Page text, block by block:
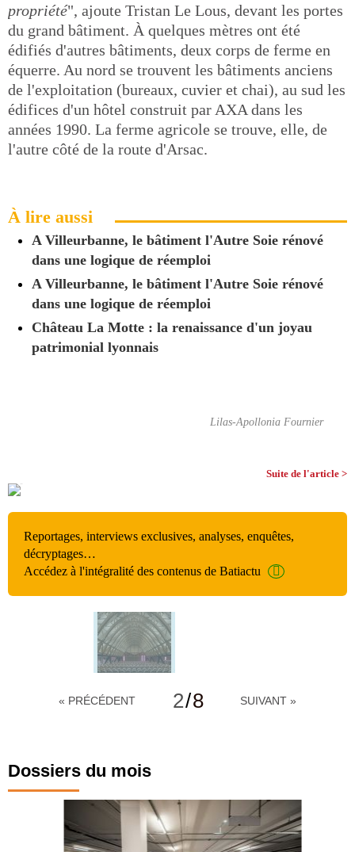
propriété", ajoute Tristan Le Lous, devant les portes
du grand bâtiment. À quelques mètres ont été
édifiés d'autres bâtiments, deux corps de ferme en
équerre. Au nord se trouvent les bâtiments anciens
de l'exploitation (bureaux, cuvier et chai), au sud les
édifices d'un hôtel construit par AXA dans les
années 1990. La ferme agricole se trouve, elle, de
l'autre côté de la route d'Arsac.
À lire aussi
A Villeurbanne, le bâtiment l'Autre Soie rénové
dans une logique de réemploi
A Villeurbanne, le bâtiment l'Autre Soie rénové
dans une logique de réemploi
Château La Motte : la renaissance d'un joyau
patrimonial lyonnais
Lilas-Apollonia Fournier
Suite de l'article >
Reportages, interviews exclusives, analyses, enquêtes,
décryptages…
Accédez à l'intégralité des contenus de Batiactu
« PRÉCÉDENT 2/8 SUIVANT »
Dossiers du mois